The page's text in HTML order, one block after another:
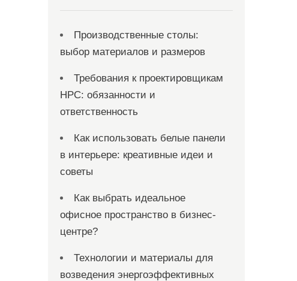
Производственные столы:
выбор материалов и размеров
Требования к проектировщикам
НРС: обязанности и
ответственность
Как использовать белые панели
в интерьере: креативные идеи и
советы
Как выбрать идеальное
офисное пространство в бизнес-
центре?
Технологии и материалы для
возведения энергоэффективных